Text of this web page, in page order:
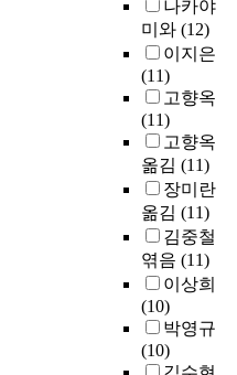
나카야
미와 (12)
이지은
(11)
고향옥
(11)
고향옥
옮김 (11)
장미란
옮김 (11)
김중철
엮음 (11)
이상희
(10)
박영규
(10)